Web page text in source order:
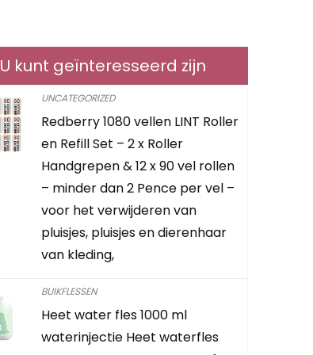
U kunt geïnteresseerd zijn
UNCATEGORIZED
Redberry 1080 vellen LINT Roller
en Refill Set – 2 x Roller
Handgrepen & 12 x 90 vel rollen
– minder dan 2 Pence per vel –
voor het verwijderen van
pluisjes, pluisjes en dierenhaar
van kleding,
BUIKFLESSEN
Heet water fles 1000 ml
waterinjectie Heet waterfles